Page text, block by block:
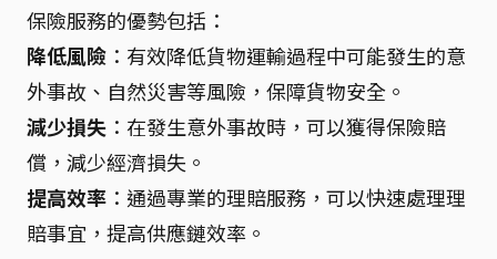
保險服務的優勢包括：
降低風險 ：有效降低貨物運輸過程中可能發生的意
外事故、自然災害等風險，保障貨物安全。
減少損失 ：在發生意外事故時，可以獲得保險賠
償，減少經濟損失。
提高效率 ：通過專業的理賠服務，可以快速處理理
賠事宜，提高供應鏈效率。